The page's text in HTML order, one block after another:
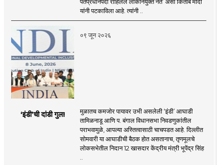
यांनी पटकाविला आहे. त्यांनी ..
०९ जून २०२६
‘इंडी‌’ची दांडी गुल!
मुळातच कमजोर पायावर उभी असलेली ‌‘इंडी‌’ आघाडी
तामिळनाडू आणि प. बंगाल विधानसभा निवडणुकांतील
पराभवामुळे, आपल्या अस्तित्वासाठी चाचपडत आहे. दिल्लीत
सोमवारी या आघाडीची बैठक होत असतानाच, तृणमूलचे
लोकसभेतील निदान 12 खासदार केंद्रीय मंत्री भूपेंद्र सिंह